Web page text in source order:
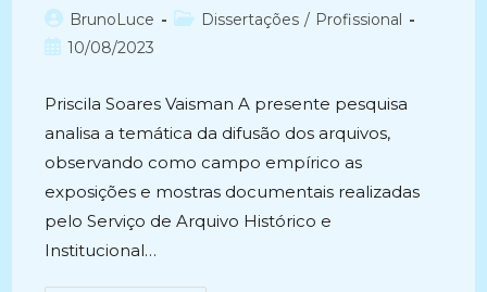
Autor
do
BrunoLuce
Categoria
Dissertações / Profissional
Post10/08/2023
Priscila Soares Vaisman A presente pesquisa
analisa a temática da difusão dos arquivos,
observando como campo empírico as
exposições e mostras documentais realizadas
pelo Serviço de Arquivo Histórico e
Institucional…